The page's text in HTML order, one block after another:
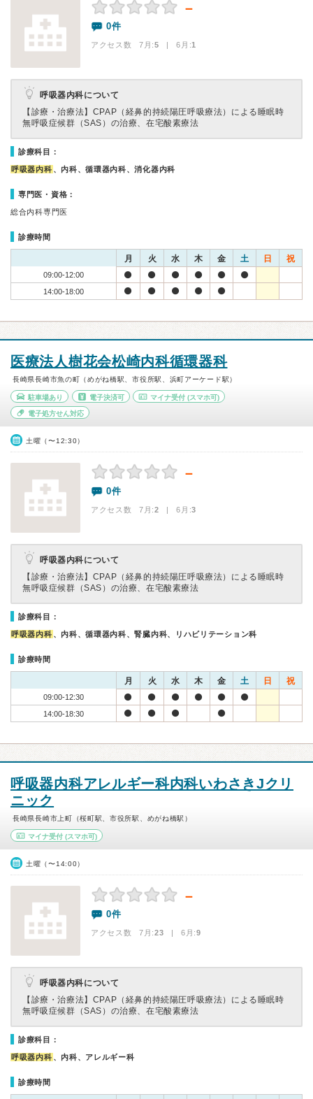
－
0件
アクセス数 7月:5 | 6月:1
呼吸器内科について
【診療・治療法】 CPAP（経鼻的持続陽圧呼吸療法）による睡眠時
無呼吸症候群（SAS）の治療、在宅酸素療法
診療科目：
呼吸器内科 、内科、循環器内科、消化器内科
専門医・資格：
総合内科専門医
診療時間
月 火 水 木 金 土 日 祝
09:00-12:00
14:00-18:00
医療法人樹花会松崎内科循環器科
長崎県長崎市魚の町（めがね橋駅、市役所駅、浜町アーケード駅）
駐車場あり 電子決済可 マイナ受付 (スマホ可)
電子処方せん対応
土曜（〜12:30）
－
0件
アクセス数 7月:2 | 6月:3
呼吸器内科について
【診療・治療法】 CPAP（経鼻的持続陽圧呼吸療法）による睡眠時
無呼吸症候群（SAS）の治療、在宅酸素療法
診療科目：
呼吸器内科 、内科、循環器内科、腎臓内科、リハビリテーション科
診療時間
月 火 水 木 金 土 日 祝
09:00-12:30
14:00-18:30
呼吸器内科アレルギー科内科いわさきJクリ
ニック
長崎県長崎市上町（桜町駅、市役所駅、めがね橋駅）
マイナ受付 (スマホ可)
土曜（〜14:00）
－
0件
アクセス数 7月:23 | 6月:9
呼吸器内科について
【診療・治療法】 CPAP（経鼻的持続陽圧呼吸療法）による睡眠時
無呼吸症候群（SAS）の治療、在宅酸素療法
診療科目：
呼吸器内科 、内科、アレルギー科
診療時間